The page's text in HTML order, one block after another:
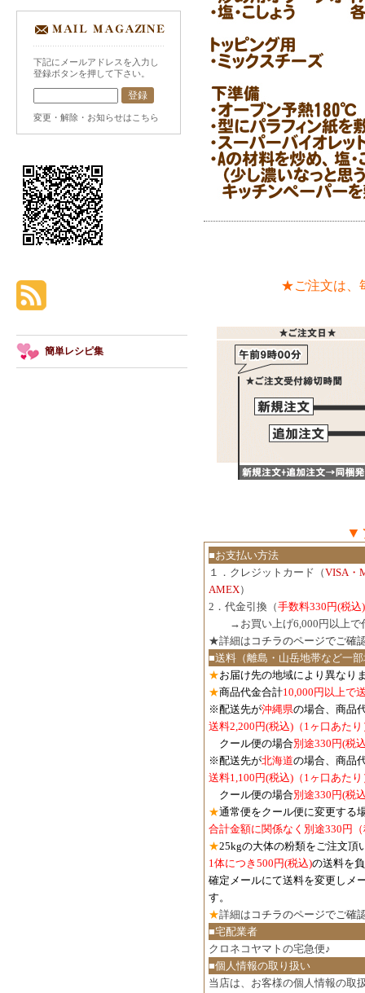
★ご注文は、
▼
■お支払い方法
１．クレジットカード（VISA・
AMEX）
2．代金引換（手数料330円(税込)
→お買い上げ6,000円以上で
★詳細は コチラのページでご確
■送料（離島・山岳地帯など一
★お届け先の地域により異なり
★商品代金合計10,000円以上で
※配送先が沖縄県の場合、商品
送料2,200円(税込)（1ヶ口あたり
クール便の場合別途330円(税
※配送先が北海道の場合、商品
送料1,100円(税込) （1ヶ口あた
クール便の場合別途330円(税
★通常便をクール便に変更する
合計金額に関係なく別途330円
★25kgの大体の粉類をご注文頂
1体につき500円(税込)の送料を
確定メールにて送料を変更しメ
す。
★詳細は コチラのページでご確
■宅配業者
クロネコヤマトの宅急便♪
■個人情報の取り扱い
当店は、お客様の個人情報の取
下記にメールアドレスを入力し
登録ボタンを押して下さい。
変更・解除・お知らせはこちら
簡単レシピ集